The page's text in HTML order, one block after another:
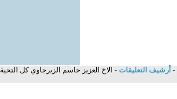
- أرشيف التعليقات - الاخ العزيز جاسم الزيرجاوي كل التحية